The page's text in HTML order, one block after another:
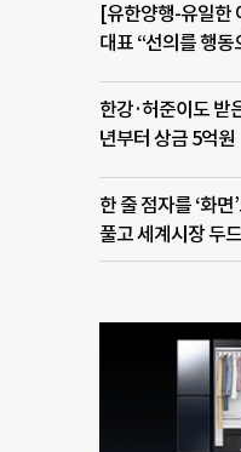
[유한양행-유일한
대표 “선의를 행
한강·허준이도 받
년부터 상금 5억원
한 줄 점자를 ‘화
풀고 세계시장 두드